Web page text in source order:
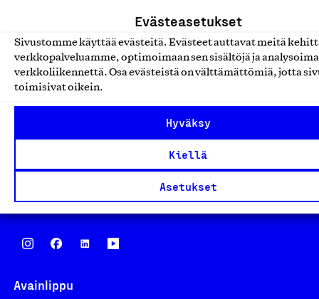
Evästeasetukset
Sivustomme käyttää evästeitä. Evästeet auttavat meitä
verkkopalveluamme, optimoimaan sen sisältöjä ja
verkkoliikennettä. Osa evästeistä on välttämättömiä, jotta
toimisivat oikein.
Hyväksy
Kiellä
Asetukset
elinvoimaista yhteiskuntaa. Me rakastamme työtä!
Sanoimmeko sen jo?
Finland
asiakaspalvelu@suomalainentyo.fi
Avainlippu